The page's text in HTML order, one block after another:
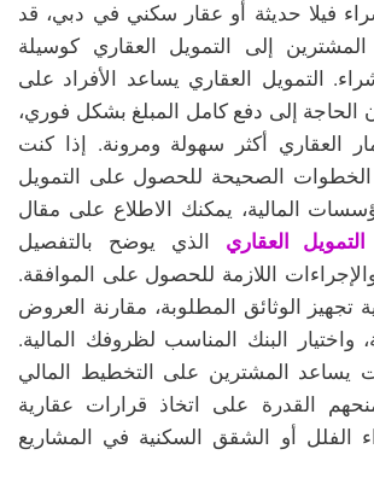
فيلا حديثة أو عقار سكني في دبي، قد
إلى التمويل العقاري كوسيلة
التمويل العقاري يساعد الأفراد على
الحاجة إلى دفع كامل المبلغ بشكل فوري،
العقاري أكثر سهولة ومرونة. إذا كنت
الصحيحة للحصول على التمويل
المالية، يمكنك الاطلاع على مقال
العقاري الذي يوضح بالتفصيل
اللازمة للحصول على الموافقة.
تجهيز الوثائق المطلوبة، مقارنة العروض
واختيار البنك المناسب لظروفك المالية.
يساعد المشترين على التخطيط المالي
القدرة على اتخاذ قرارات عقارية
الفلل أو الشقق السكنية في المشاريع